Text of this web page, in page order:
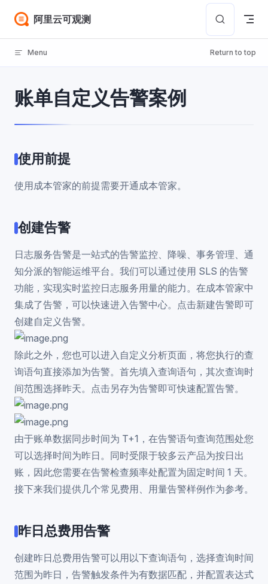
Skip to content
阿里云可观测
Menu Return to top
账单自定义告警案例
使用前提
使用成本管家的前提需要开通成本管家。
创建告警
日志服务告警是一站式的告警监控、降噪、事务管理、通
知分派的智能运维平台。我们可以通过使用 SLS 的告警
功能，实现实时监控日志服务用量的能力。在成本管家中
集成了告警，可以快速进入告警中心。点击新建告警即可
创建自定义告警。
除此之外，您也可以进入自定义分析页面，将您执行的查
询语句直接添加为告警。首先填入查询语句，其次查询时
间范围选择昨天。点击另存为告警即可快速配置告警。
由于账单数据同步时间为 T+1，在告警语句查询范围处您
可以选择时间为昨日。同时受限于较多云产品为按日出
账，因此您需要在告警检查频率处配置为固定时间 1 天。
接下来我们提供几个常见费用、用量告警样例作为参考。
昨日总费用告警
创建昨日总费用告警可以用以下查询语句，选择查询时间
范围为昨日，告警触发条件为有数据匹配，并配置表达式